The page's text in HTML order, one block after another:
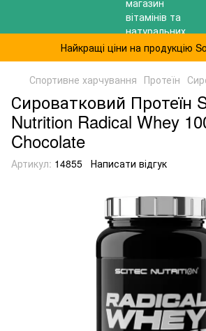
Найкращі ціни на продукцію
Спортивне харчування Протеїн
Сироватковий Протеїн
Nutrition Radical Whey
Chocolate
Артикул: 14855 Написати відгук